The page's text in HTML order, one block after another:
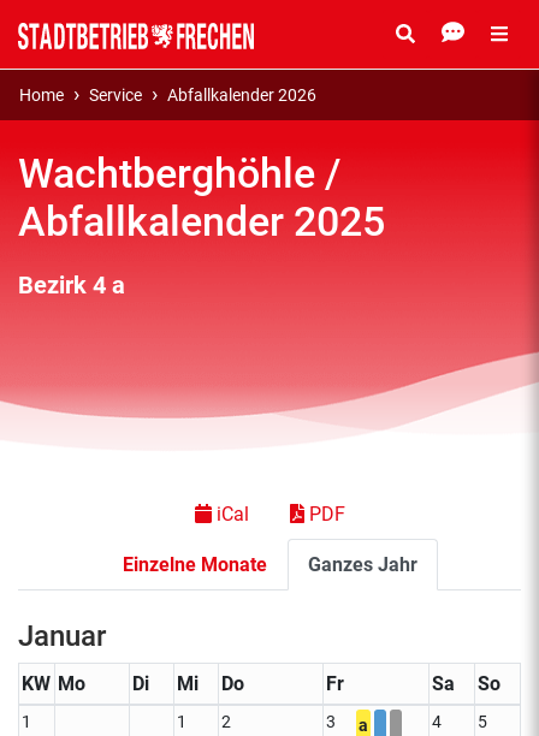
Home Service Abfallkalender 2026
Wachtberghöhle /
Abfallkalender 2025
Bezirk 4 a
Einzelne Monate Ganzes Jahr
iCal PDF
Januar
KW Mo Di Mi Do Fr Sa So
1 1 2 3 a 4 5